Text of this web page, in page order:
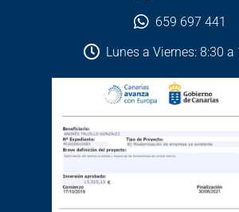
659 697 441
Lunes a Viernes: 8:30 a